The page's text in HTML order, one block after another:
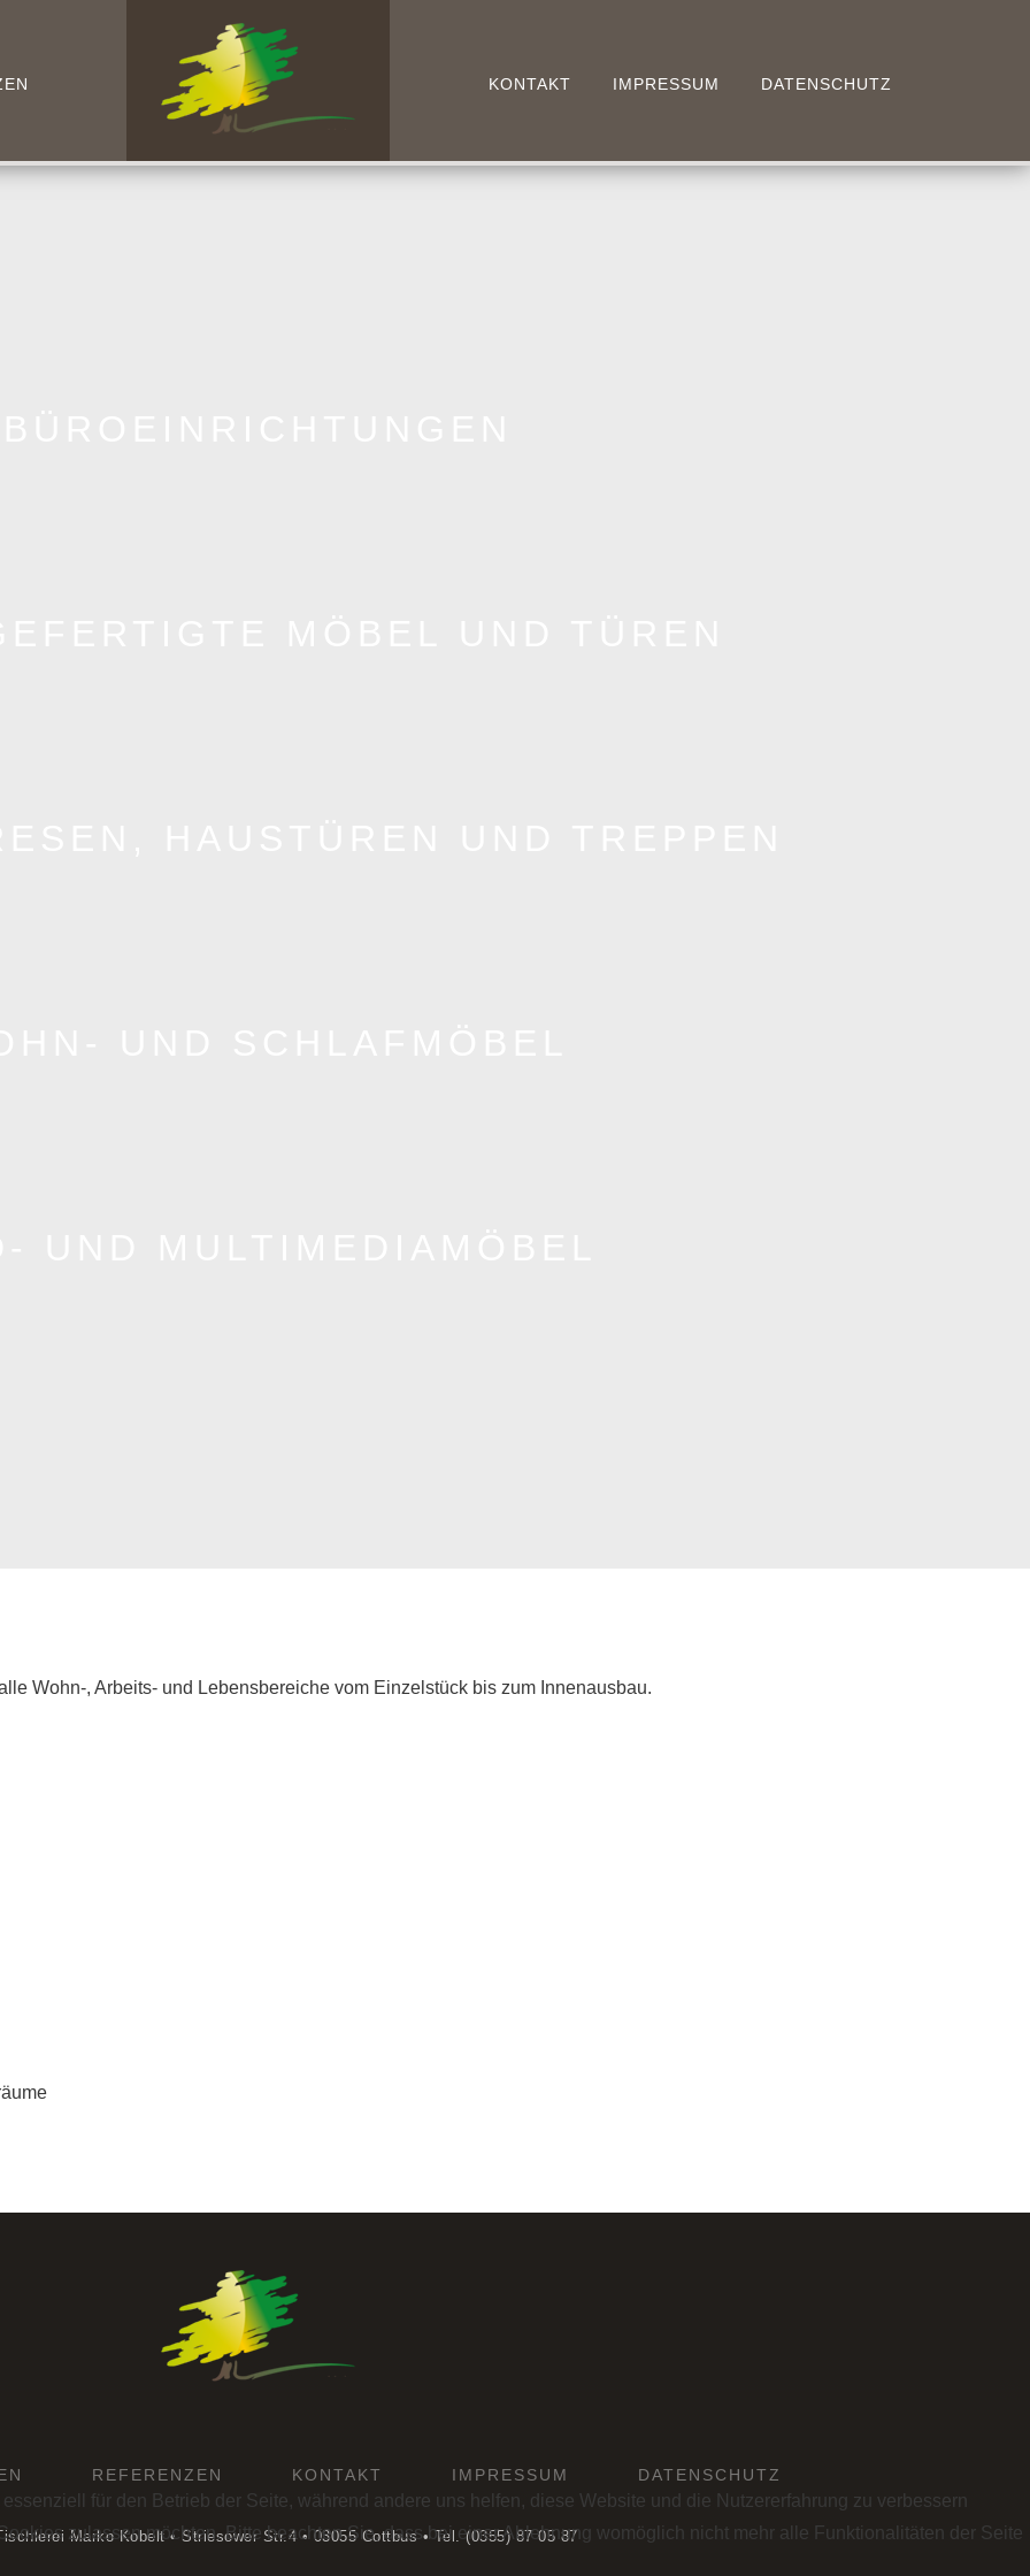
KONTAKT IMPRESSUM DATENSCHUTZ
Wohn-, Arbeits- und Lebensbereiche vom Einzelstück bis zum Innenausbau.
REFERENZEN KONTAKT IMPRESSUM DATENSCHUTZ
Marko Kobelt • Striesower Str.4 • 03055 Cottbus • Tel. (0355) 87 05 87
für den Betrieb der Seite, während andere uns helfen, diese Website und die Nutzererfahrung zu verbessern
zulassen möchten. Bitte beachten Sie, dass bei einer Ablehnung womöglich nicht mehr alle Funktionalitäten der Seite